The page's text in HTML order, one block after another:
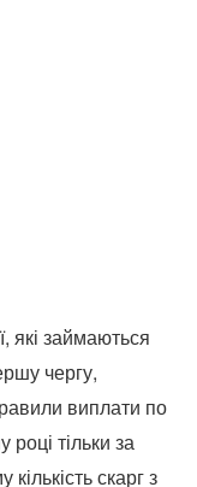
які займаються
чергу,
виплати по
тільки за
скарг з